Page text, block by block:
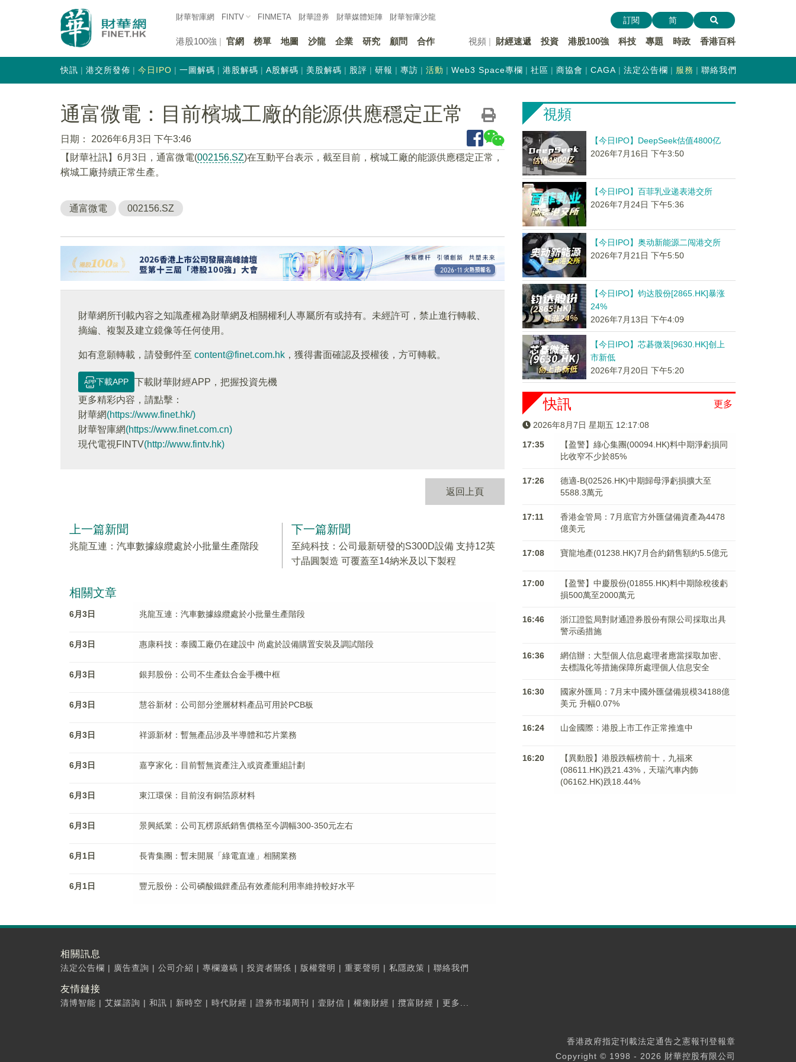
財華智庫網 FINTV FINMETA 財華證券 財華媒體矩陣 財華智庫沙龍
港股100強 官網 榜單 地圖 沙龍 企業 研究 顧問 合作 視頻 財經速遞 投資 港股100強 科技 專題 時政 香港百科
訂閱 简
快訊 港交所發佈 今日IPO 一圖解碼 港股解碼 A股解碼 美股解碼 股評 研報 專訪 活動 Web3 Space專欄 社區 商協會 CAGA 法定公告欄 服務 聯絡我們
通富微電：目前檳城工廠的能源供應穩定正常
日期：
2026年6月3日 下午3:46
【財華社訊】6月3日，通富微電(002156.SZ)在互動平台表示，截至目前，檳城工廠的能源供應穩定正常，
檳城工廠持續正常生產。
通富微電 002156.SZ
財華網所刊載內容之知識產權為財華網及相關權利人專屬所有或持有。未經許可，禁止進行轉載、
摘編、複製及建立鏡像等任何使用。
如有意願轉載，請發郵件至 content@finet.com.hk ，獲得書面確認及授權後，方可轉載。
下載APP
下載財華財經APP，把握投資先機
更多精彩内容，請點擊：
財華網(https://www.finet.hk/)
財華智庫網(https://www.finet.com.cn)
現代電視FINTV(http://www.fintv.hk)
返回上頁
上一篇新聞
兆龍互連：汽車數據線纜處於小批量生產階段
下一篇新聞
至純科技：公司最新研發的S300D設備 支持12英
寸晶圓製造 可覆蓋至14納米及以下製程
相關文章
6月3日 兆龍互連：汽車數據線纜處於小批量生產階段
6月3日 惠康科技：泰國工廠仍在建設中 尚處於設備購置安裝及調試階段
6月3日 銀邦股份：公司不生產鈦合金手機中框
6月3日 慧谷新材：公司部分塗層材料產品可用於PCB板
6月3日 祥源新材：暫無產品涉及半導體和芯片業務
6月3日 嘉亨家化：目前暫無資產注入或資產重組計劃
6月3日 東江環保：目前沒有銅箔原材料
6月3日 景興紙業：公司瓦楞原紙銷售價格至今調幅300-350元左右
6月1日 長青集團：暫未開展「綠電直連」相關業務
6月1日 豐元股份：公司磷酸鐵鋰產品有效產能利用率維持較好水平
視頻
【今日IPO】DeepSeek估值4800亿
2026年7月16日 下午3:50
【今日IPO】百菲乳业递表港交所
2026年7月24日 下午5:36
【今日IPO】奥动新能源二闯港交所
2026年7月21日 下午5:50
【今日IPO】钧达股份[2865.HK]暴涨
24%
2026年7月13日 下午4:09
【今日IPO】芯碁微装[9630.HK]创上
市新低
2026年7月20日 下午5:20
更多
快訊
2026年8月7日 星期五 12:17:09
17:35
【盈警】綠心集團(00094.HK)料中期淨虧損同
比收窄不少於85%
17:26
德適-B(02526.HK)中期歸母淨虧損擴大至
5588.3萬元
17:11
香港金管局：7月底官方外匯儲備資產為4478
億美元
17:08 寶龍地產(01238.HK)7月合約銷售額約5.5億元
17:00
【盈警】中慶股份(01855.HK)料中期除稅後虧
損500萬至2000萬元
16:46
浙江證監局對財通證券股份有限公司採取出具
警示函措施
16:36
網信辦：大型個人信息處理者應當採取加密、
去標識化等措施保障所處理個人信息安全
16:30
國家外匯局：7月末中國外匯儲備規模34188億
美元 升幅0.07%
16:24 山金國際：港股上市工作正常推進中
16:20
【異動股】港股跌幅榜前十，九福來
(08611.HK)跌21.43%，天瑞汽車内飾
(06162.HK)跌18.44%
相關訊息
法定公告欄 | 廣告查詢 | 公司介紹 | 專欄邀稿 | 投資者關係 | 版權聲明 | 重要聲明 | 私隱政策 | 聯絡我們
友情鏈接
清博智能 | 艾媒諮詢 | 和訊 | 新時空 | 時代財經 | 證券市場周刊 | 壹財信 | 權衡財經 | 攬富財經 | 更多...
香港政府指定刊載法定通告之憲報刊登報章
Copyright © 1998 - 2026 財華控股有限公司